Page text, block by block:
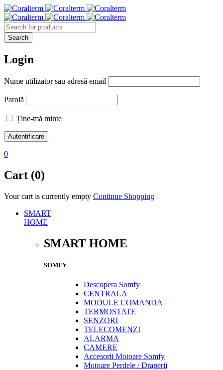
Login
Nume utilizator sau adresă email
Parolă
Ține-mă minte
0
Cart (0)
Your cart is currently empty Continue Shopping
SMART
HOME
SMART HOME
SOMFY
Descopera Somfy
CENTRALA
MODULE COMANDA
TERMOSTATE
SENZORI
TELECOMENZI
ALARMA
CAMERE
Accesorii Motoare Somfy
Motoare Perdele / Draperii